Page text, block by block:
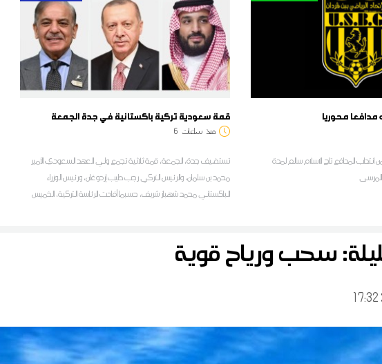
قمة سعودية تركية باكستانية في جدة الجمعة
منذ ساعات 6
تستضيف جدة، الجمعة، قمة ثلاثية تجمع ولي العهد السعودي الأمير
محمد بن سلمان، والرئيس التركي رجب طيب إردوغان، ورئيس الوزراء
الباكستاني محمد شهباز شريف، حسبما أفادت الرئاسة التركية، الخميس
مدافعا محوريا
انتداب المدافع تاج الاسلام سالم لمدة
سحب ورياح قوية